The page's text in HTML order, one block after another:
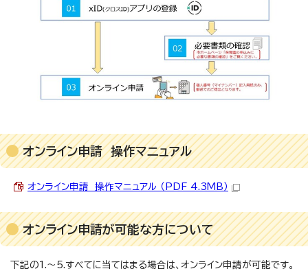
オンライン申請 操作マニュアル
オンライン申請 操作マニュアル （PDF 4.3MB）
オンライン申請が可能な方について
下記の1.～5.すべてに当てはまる場合は、オンライン申請が可能です。